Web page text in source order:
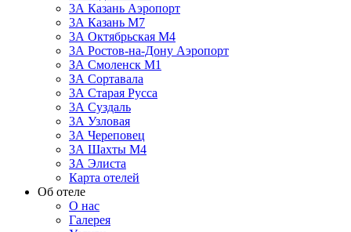
3А Казань Аэропорт
3А Казань M7
3А Октябрьская М4
3А Ростов-на-Дону Аэропорт
ЗА Смоленск М1
ЗА Сортавала
3А Старая Русса
3А Суздаль
3А Узловая
3А Череповец
3А Шахты М4
ЗА Элиста
Карта отелей
Об отеле
О нас
Галерея